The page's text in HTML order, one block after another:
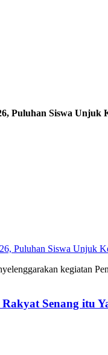
Puluhan Siswa Unjuk
kegiatan
Senang itu